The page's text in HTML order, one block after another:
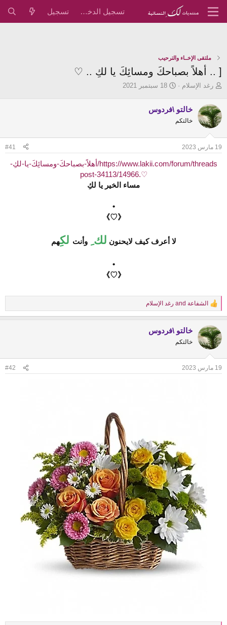
تسجيل الدخول تسجيل
ملتقى الإخــاء والترحيب
[ .. أهلاً بصباحكَ ومسائِكَ يا لكِ .. ♡
ب
د
ئ
ا
ل
و
و
رغد الإسلام
ت
ي
ل
ء
18 سبتمبر 2021
خالتو \فردوس
خالتكم
19 مارس 2023 #41
https://www.lakii.com/forum/threads/أهلاً-بصباحكَ-ومسائِكَ-يا-لكِ-
♡.14966/post-34113
مساء الخير يا لكِ
•
《♡》
لا أعرف كيف لايحنون لك ِوأنت لكِهم
•
《♡》
R
e
c
t
i
s
الشفاعة رغد الإسلام
خالتو \فردوس
خالتكم
19 مارس 2023 #42